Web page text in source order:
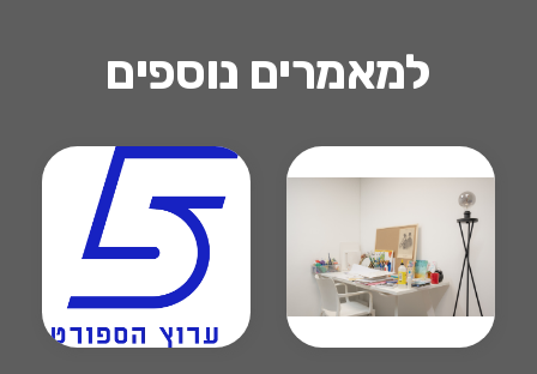
למאמרים נוספים